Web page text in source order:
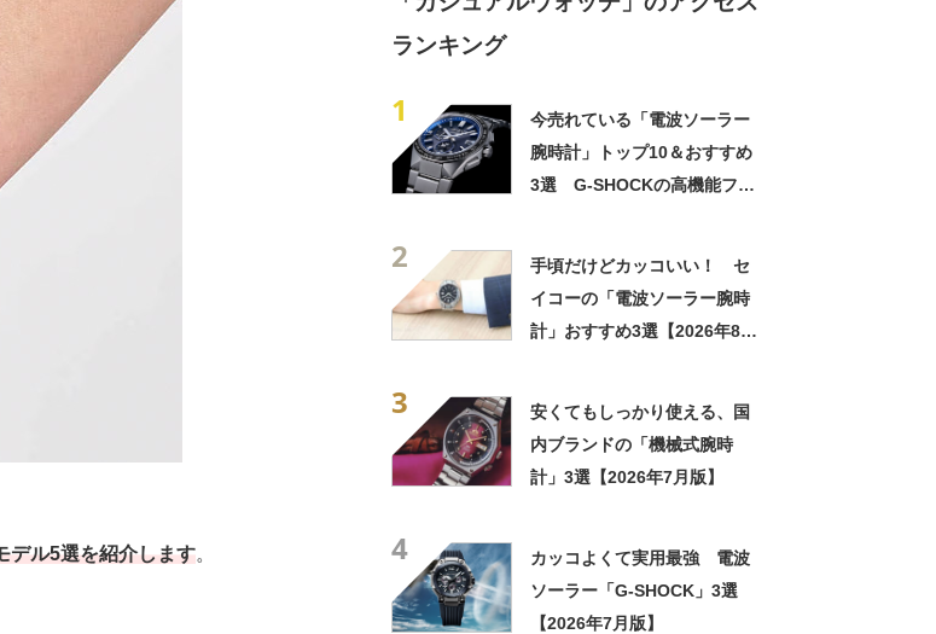
デル5選を紹介します。
ランキング
1
今売れている「電波ソーラー
腕時計」トップ10＆おすすめ
3選 G-SHOCKの高機能フル
2
手頃だけどカッコいい！ セ
イコーの「電波ソーラー腕時
計」おすすめ3選【2026年8月
3
安くてもしっかり使える、国
内ブランドの「機械式腕時
計」3選【2026年7月版】
4
カッコよくて実用最強 電波
ソーラー「G-SHOCK」3選
【2026年7月版】